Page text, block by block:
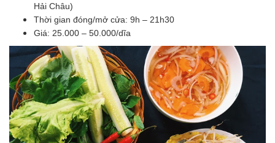
Hải Châu)
Thời gian đóng/mở cửa: 9h – 21h30
Giá: 25.000 – 50.000/dĩa